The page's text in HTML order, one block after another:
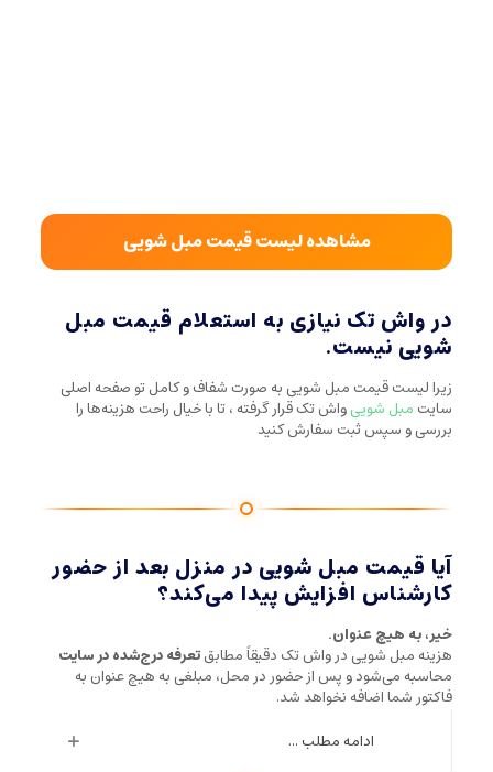
مشاهده لیست قیمت مبل شویی
در واش تک نیازی به استعلام قیمت مبل
شویی نیست.
زیرا لیست قیمت مبل شویی به صورت شفاف و کامل تو صفحه اصلی
سایت مبل شوییواش تک قرار گرفته ، تا با خیال راحت هزینه‌ها را
بررسی و سپس ثبت سفارش کنید
آیا قیمت مبل شویی در منزل بعد از حضور
کارشناس افزایش پیدا می‌کند؟
خیر، به هیچ عنوان.
هزینه مبل شویی در واش تک دقیقاً مطابقتعرفه درج‌شده در سایت
محاسبه می‌شود و پس از حضور در محل، مبلغی به هیچ عنوان به
فاکتور شما اضافه نخواهد شد.
ادامه مطلب ...